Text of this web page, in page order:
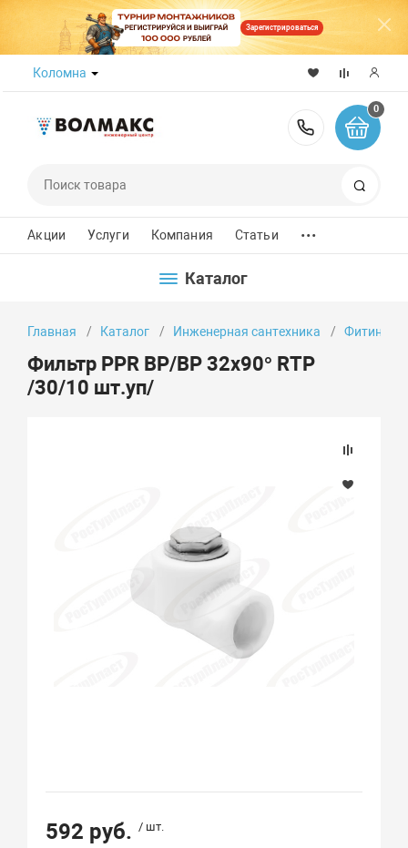
Зарегистрироваться
Коломна
8 (800)
0
Акции Услуги Компания Статьи ...
Каталог
Главная Каталог Инженерная сантехника Фитинги
Фильтр PPR ВР/ВР 32x90° RTP
/30/10 шт.уп/
592 руб. / шт.